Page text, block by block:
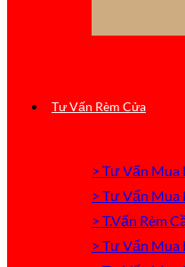
Tư Vấn Rèm Cửa
> Tư Vấn Mua
> Tư Vấn Mua
> T.Vấn Rèm
> Tư Vấn Mua